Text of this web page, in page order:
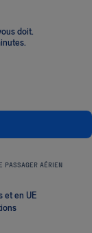
doit.
PASSAGER AÉRIEN
et en UE